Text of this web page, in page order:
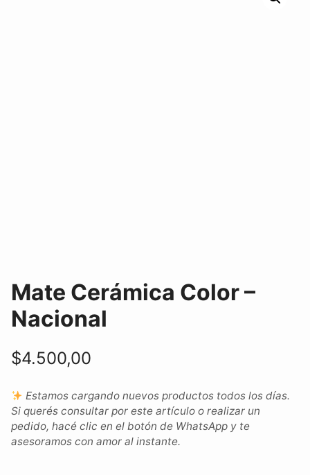
Mate Cerámica Color –
Nacional
$4.500,00
Estamos cargando nuevos productos todos los días.
Si querés consultar por este artículo o realizar un
pedido, hacé clic en el botón de WhatsApp y te
asesoramos con amor al instante.